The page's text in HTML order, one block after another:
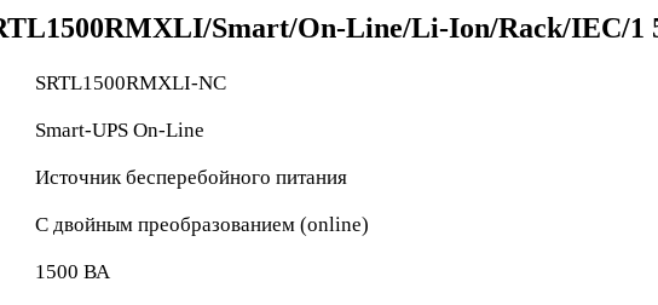
Smart/On-Line/Li-Ion/Rack/IEC/1
SRTL1500RMXLI-NC
Smart-UPS On-Line
Источник бесперебойного питания
С двойным преобразованием (online)
1500 ВА